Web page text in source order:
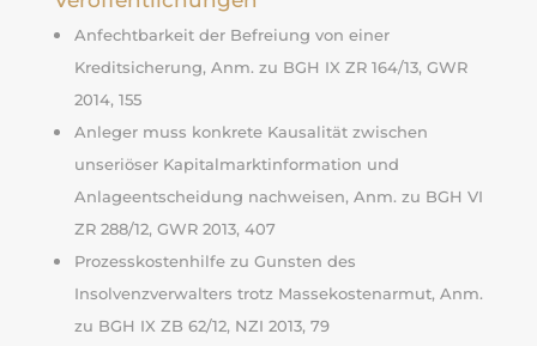
Anfechtbarkeit der Befreiung von einer
Kreditsicherung, Anm. zu BGH IX ZR 164/13, GWR
2014, 155
Anleger muss konkrete Kausalität zwischen
unseriöser Kapitalmarktinformation und
Anlageentscheidung nachweisen, Anm. zu BGH VI
ZR 288/12, GWR 2013, 407
Prozesskostenhilfe zu Gunsten des
Insolvenzverwalters trotz Massekostenarmut, Anm.
zu BGH IX ZB 62/12, NZI 2013, 79